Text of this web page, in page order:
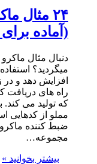
(آماده
میگردید؟
افزایش دهد و
که تولید می کند.
مملو از کدهایی
ضبط کننده ماکرو
مجموعه…
بیشتر بخوانید »